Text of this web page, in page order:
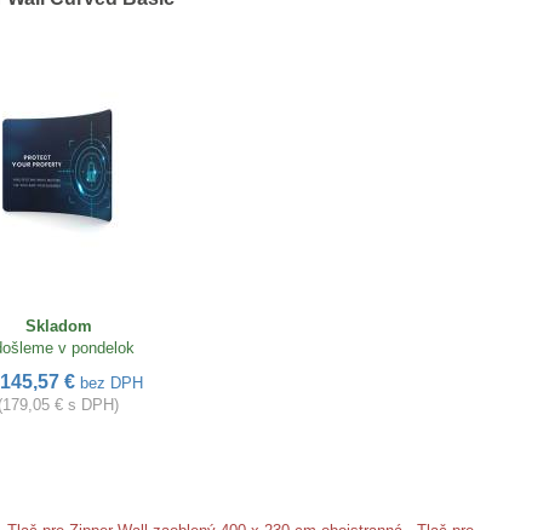
Skladom
v pondelok
145,57 € bez DPH
(179,05 € s DPH)